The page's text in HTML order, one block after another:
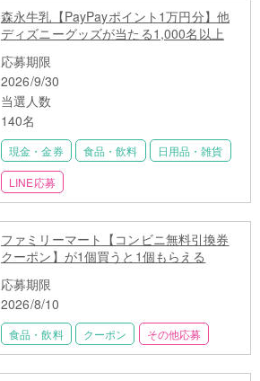
森永牛乳【PayPayポイント1万円分】他
ディズニーグッズが当たる1,000名以上
応募期限
2026/9/30
当選人数
140名
現金・金券 食品・飲料 日用品・雑貨
LINE応募
ファミリーマート【コンビニ無料引換券
クーポン】が1個買うと1個もらえる
応募期限
2026/8/10
食品・飲料 クーポン その他応募